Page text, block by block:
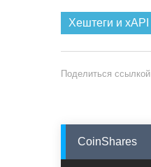
Хештеги и xAPI
Поделиться ссылкой
CoinShares